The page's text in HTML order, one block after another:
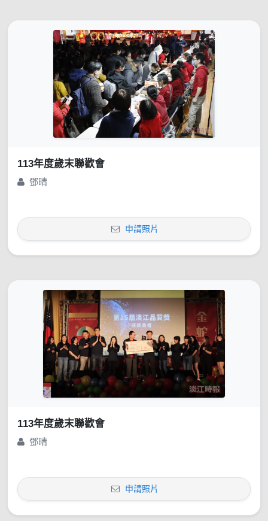
113年度歲末聯歡會
鄧晴
申請照片
113年度歲末聯歡會
鄧晴
申請照片